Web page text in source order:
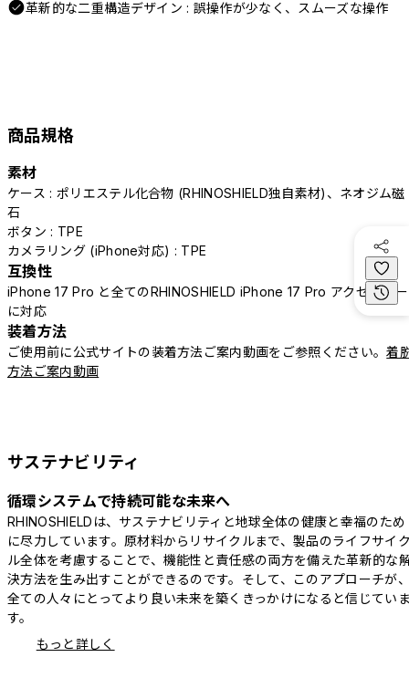
革新的な二重構造デザイン : 誤操作が少なく、スムーズな操作
商品規格
素材
ケース : ポリエステル化合物 (RHINOSHIELD独自素材)、ネオジム磁
石
ボタン : TPE
カメラリング (iPhone対応) : TPE
互換性
iPhone 17 Pro と全てのRHINOSHIELD iPhone 17 Pro アクセサリー
に対応
装着方法
ご使用前に公式サイトの装着方法ご案内動画をご参照ください。着
方法ご案内動画
サステナビリティ
循環システムで持続可能な未来へ
RHINOSHIELDは、サステナビリティと地球全体の健康と幸福のため
に尽力しています。原材料からリサイクルまで、製品のライフサイ
ル全体を考慮することで、機能性と責任感の両方を備えた革新的な
決方法を生み出すことができるのです。そして、このアプローチが
全ての人々にとってより良い未来を築くきっかけになると信じてい
す。
もっと詳しく